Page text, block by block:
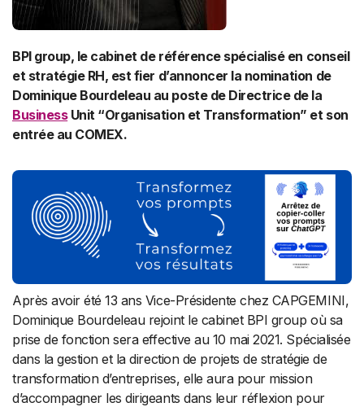
BPI group, le cabinet de référence spécialisé en conseil
et stratégie RH, est fier d’annoncer la nomination de
Dominique Bourdeleau au poste de Directrice de la
BusinessUnit “Organisation et Transformation” et son
entrée au COMEX.
Après avoir été 13 ans Vice-Présidente chez CAPGEMINI,
Dominique Bourdeleau rejoint le cabinet BPI group où sa
prise de fonction sera effective au 10 mai 2021. Spécialisée
dans la gestion et la direction de projets de stratégie de
transformation d’entreprises, elle aura pour mission
d’accompagner les dirigeants dans leur réflexion pour